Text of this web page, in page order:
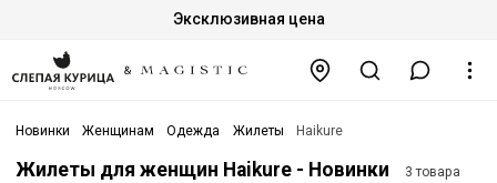
Эксклюзивная цена
Новинки Женщинам Одежда Жилеты Haikure
Жилеты для женщин Haikure - Новинки 3 товара